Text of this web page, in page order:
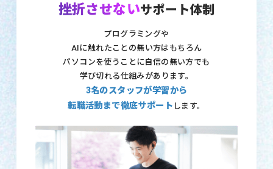
挫折させないサポート体制
プログラミングや
AIに触れたことの無い方はもちろん
パソコンを使うことに自信の無い方でも
学び切れる仕組みがあります。
3名のスタッフが学習から
転職活動まで徹底サポート します。